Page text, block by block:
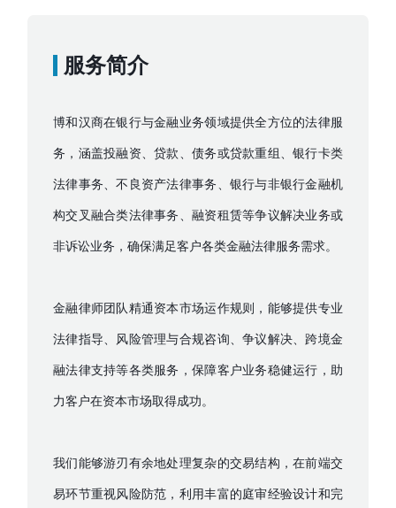
服务简介
博和汉商在银行与金融业务领域提供全方位的法律服
务，涵盖投融资、贷款、债务或贷款重组、银行卡类
法律事务、不良资产法律事务、银行与非银行金融机
构交叉融合类法律事务、融资租赁等争议解决业务或
非诉讼业务，确保满足客户各类金融法律服务需求。
金融律师团队精通资本市场运作规则，能够提供专业
法律指导、风险管理与合规咨询、争议解决、跨境金
融法律支持等各类服务，保障客户业务稳健运行，助
力客户在资本市场取得成功。
我们能够游刃有余地处理复杂的交易结构，在前端交
易环节重视风险防范，利用丰富的庭审经验设计和完